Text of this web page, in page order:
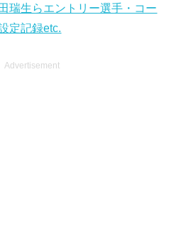
瑞生らエントリー選手・コー
定記録etc.
Advertisement